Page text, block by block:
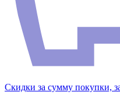
Скидки за сумму покупки,